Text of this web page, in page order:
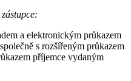
a elektronickým průkazem
s rozšířeným průkazem
příjemce vydaným